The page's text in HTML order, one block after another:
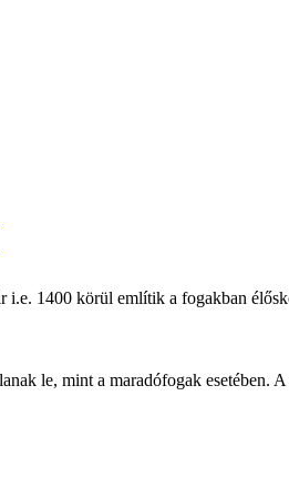
1400 körül említik a fogakban
le, mint a maradófogak esetében.